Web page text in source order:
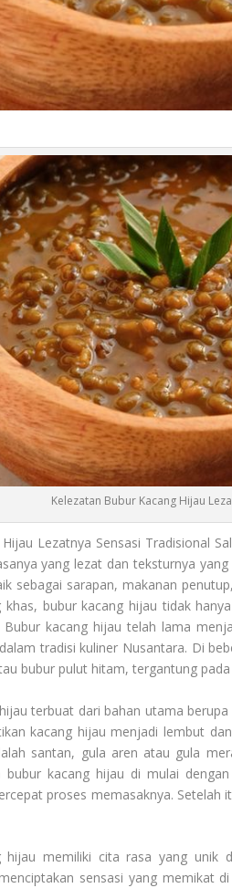
Kelezatan Bubur Kacang Hijau
Lezatnya Sensasi Tradisional
yang lezat dan teksturnya
sebagai sarapan, makanan
bubur kacang hijau tidak
kacang hijau telah lama
tradisi kuliner Nusantara. Di
bubur pulut hitam, tergantung
terbuat dari bahan utama
kacang hijau menjadi lembut
santan, gula aren atau gula
bubur kacang hijau di mulai
proses memasaknya. Setelah
memiliki cita rasa yang unik
sensasi yang memikat